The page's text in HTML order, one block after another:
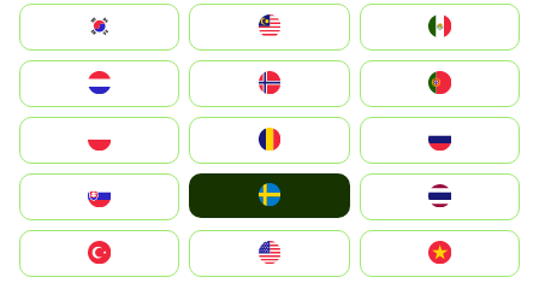
South Korea
United States